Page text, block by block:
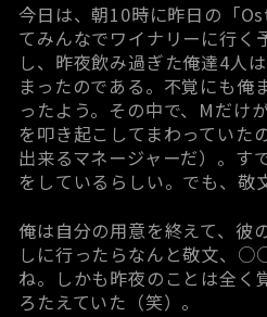
今日は、朝10時に昨日の「
てみんなでワイナリーに行く
し、昨夜飲み過ぎた俺達4人
まったのである。不覚にも俺
ったよう。その中で、Mだけ
を叩き起こしてまわっていた
出来るマネージャーだ）。す
をしているらしい。でも、敬
俺は自分の用意を終えて、彼
しに行ったらなんと敬文、
ね。しかも昨夜のことは全く
ろたえていた（笑）。